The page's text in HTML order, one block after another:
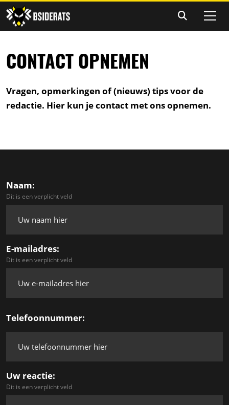
CONTACT OPNEMEN
Vragen, opmerkingen of (nieuws) tips voor de
redactie. Hier kun je contact met ons opnemen.
Naam:
Dit is een verplicht veld
E-mailadres:
Dit is een verplicht veld
Telefoonnummer:
Uw reactie:
Dit is een verplicht veld